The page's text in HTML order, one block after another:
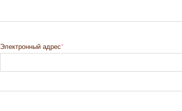
Электронный адрес